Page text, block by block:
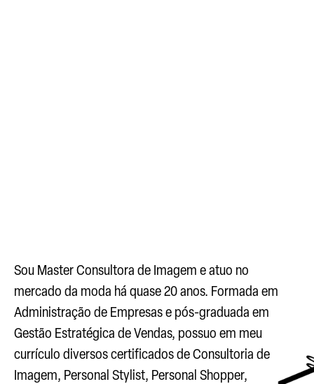
Sou Master Consultora de Imagem e atuo no
mercado da moda há quase 20 anos. Formada em
Administração de Empresas e pós-graduada em
Gestão Estratégica de Vendas, possuo em meu
currículo diversos certificados de Consultoria de
Imagem, Personal Stylist, Personal Shopper,